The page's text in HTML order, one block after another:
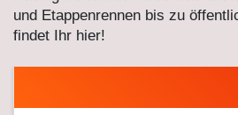
und Etappenrennen bis zu
findet Ihr hier!